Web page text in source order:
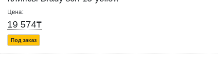
Цена:
19 574₸
Под заказ